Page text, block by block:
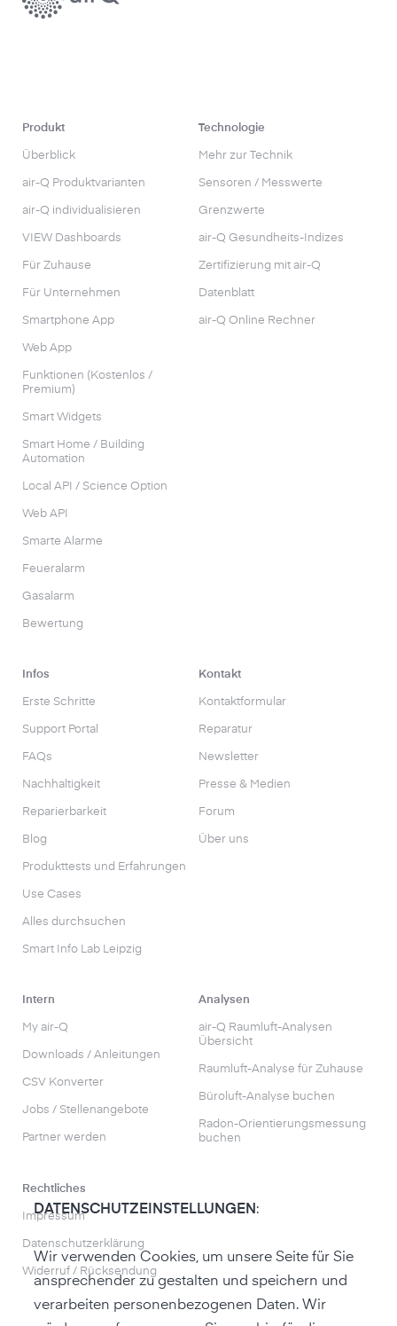
Produkt
Überblick
air-Q Produktvarianten
air-Q individualisieren
VIEW Dashboards
Für Zuhause
Für Unternehmen
Smartphone App
Web App
Funktionen (Kostenlos /
Premium)
Smart Widgets
Smart Home / Building
Automation
Local API / Science Option
Web API
Smarte Alarme
Feueralarm
Gasalarm
Bewertung
Technologie
Mehr zur Technik
Sensoren / Messwerte
Grenzwerte
air-Q Gesundheits-Indizes
Zertifizierung mit air-Q
Datenblatt
air-Q Online Rechner
Infos
Erste Schritte
Support Portal
FAQs
Nachhaltigkeit
Reparierbarkeit
Blog
Produkttests und Erfahrungen
Use Cases
Alles durchsuchen
Smart Info Lab Leipzig
Kontakt
Kontaktformular
Reparatur
Newsletter
Presse & Medien
Forum
Über uns
Intern
My air-Q
Downloads / Anleitungen
CSV Konverter
Jobs / Stellenangebote
Partner werden
Analysen
air-Q Raumluft-Analysen
Übersicht
Raumluft-Analyse für Zuhause
Büroluft-Analyse buchen
Radon-Orientierungs­messung
buchen
Rechtliches
Impressum
Datenschutzerklärung
Widerruf / Rücksendung
DATENSCHUTZEINSTELLUNGEN :
Wir verwenden Cookies, um unsere Seite für Sie
ansprechender zu gestalten und speichern und
verarbeiten personenbezogenen Daten. Wir